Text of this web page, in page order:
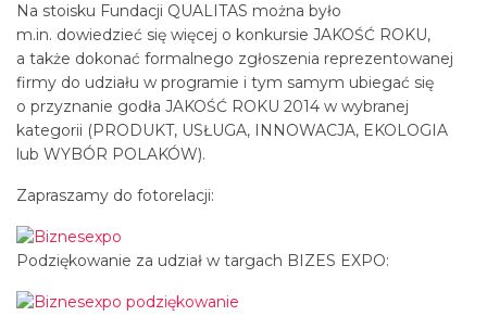
Na stoisku Fundacji QUALITAS można było
m.in. dowiedzieć się więcej o konkursie JAKOŚĆ ROKU,
a także dokonać formalnego zgłoszenia reprezentowanej
firmy do udziału w programie i tym samym ubiegać się
o przyznanie godła JAKOŚĆ ROKU 2014 w wybranej
kategorii (PRODUKT, USŁUGA, INNOWACJA, EKOLOGIA
lub WYBÓR POLAKÓW).
Zapraszamy do fotorelacji:
Podziękowanie za udział w targach BIZES EXPO: